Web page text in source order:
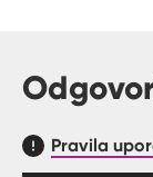
Pravila